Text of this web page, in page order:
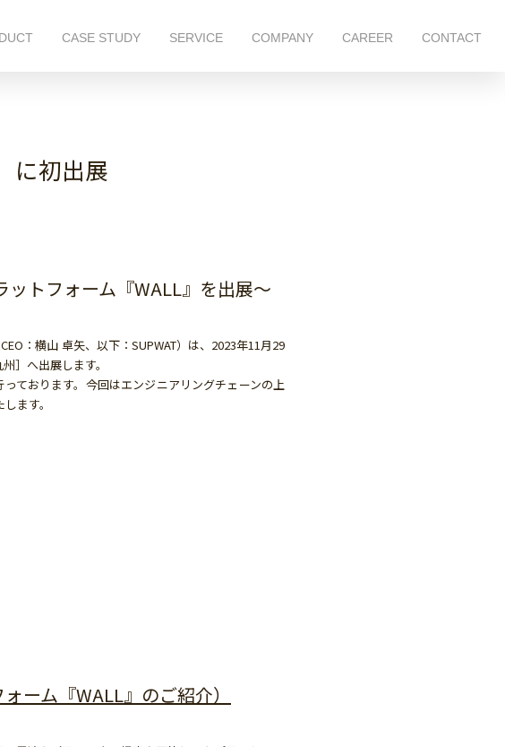
CASE STUDY SERVICE COMPANY CAREER CONTACT
に初出展
トフォーム『WALL』を出展～
：横山 卓矢、以下：SUPWAT）は、2023年11月29
］へ出展します。
ております。今回はエンジニアリングチェーンの上
ます。
ーム『WALL』のご紹介）